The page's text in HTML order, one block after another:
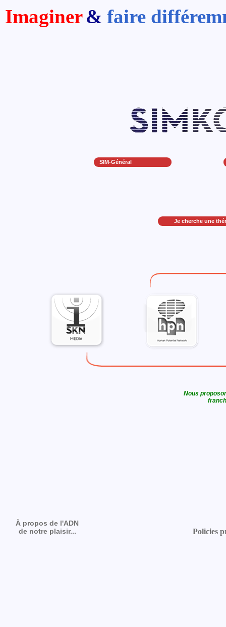
Imaginer& faire
SIM-Général
Je cherche une
Nous
À propos de l'ADN
de notre plaisir...
Policies